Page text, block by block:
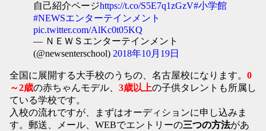
自己紹介ページhttps://t.co/S5E7q1zGzV#小学館
#NEWSエンターテインメント
pic.twitter.com/AlKc0t05KQ
— ＮＥＷＳエンターテインメント
(@newsenterschool) 2018年10月19日
全国に展開する大手校のうちの、名古屋校になります。 0
～2歳の赤ちゃんモデル、 3歳以上の子供タレントも所属し
ている学校です。
入校の流れですが、まずはオーディションに申し込みま
す。郵送、メール、WEBでエントリーの三つの方法があ